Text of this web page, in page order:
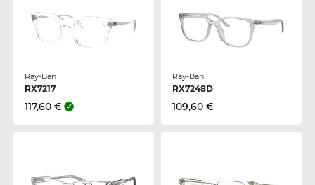
Ray-Ban
RX7217
117,60 €
Ray-Ban
RX7248D
109,60 €